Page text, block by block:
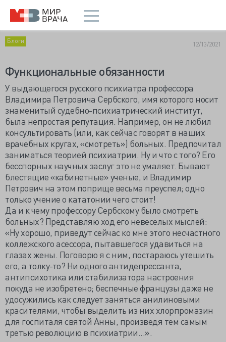
Блоги 12/13/2021
Функциональные обязанности
У выдающегося русского психиатра профессора
Владимира Петровича Сербского, имя которого носит
знаменитый судебно-психиатрический институт,
была непростая репутация. Например, он не любил
консультировать (или, как сейчас говорят в наших
врачебных кругах, «смотреть») больных. Предпочитал
заниматься теорией психиатрии. Ну и что с того? Его
бесспорных научных заслуг это не умаляет. Бывают
блестящие «кабинетные» ученые, и Владимир
Петрович на этом поприще весьма преуспел; одно
только учение о кататонии чего стоит!
Да и к чему профессору Сербскому было смотреть
больных? Представляю ход его невеселых мыслей:
«Ну хорошо, приведут сейчас ко мне этого несчастного
коллежского асессора, пытавшегося удавиться на
глазах жены. Поговорю я с ним, постараюсь утешить
его, а толку-то? Ни одного антидепрессанта,
антипсихотика или стабилизатора настроения
покуда не изобретено; беспечные французы даже не
удосужились как следует заняться анилиновыми
красителями, чтобы выделить из них хлорпромазин
для госпиталя святой Анны, произведя тем самым
третью революцию в психиатрии...».